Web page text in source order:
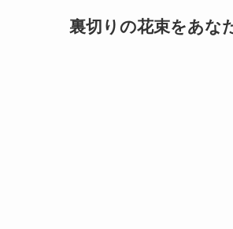
裏切りの花束をあな